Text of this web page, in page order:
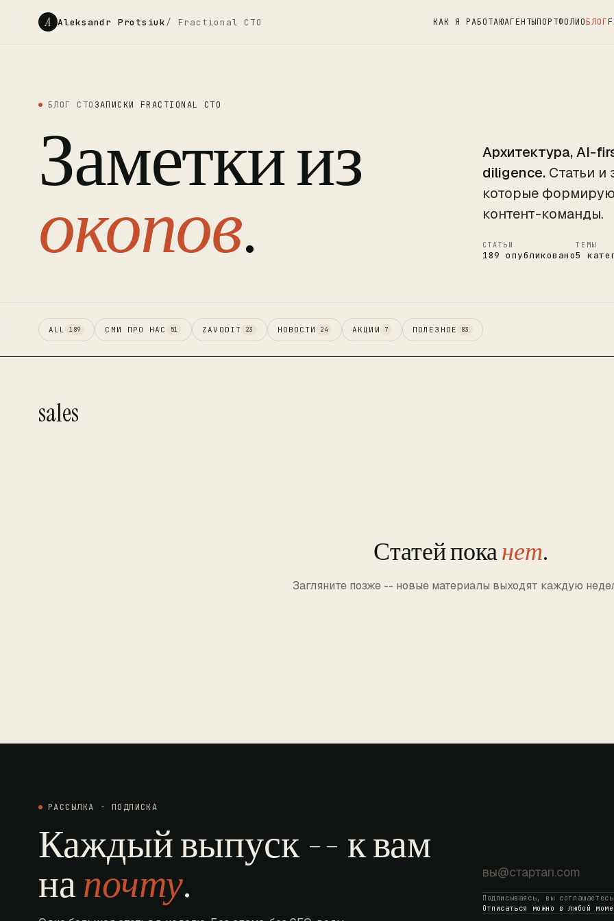
A Aleksandr Protsiuk/ Fractional CTO КАК Я РАБОТАЮАГЕНТЫПОРТФОЛИОБЛОГ
БЛОГ CTO ЗАПИСКИ FRACTIONAL CTO
Заметки из
окопов.
Архитектура, AI-
diligence. Статьи и
которые
контент-команды.
СТАТЬИ
189 опубликовано
ТЕМЫ
5
ALL 189 СМИ ПРО НАС 51 ZAVODIT 23 НОВОСТИ 24 АКЦИИ 7 ПОЛЕЗНОЕ 83
sales
Статей поканет.
Загляните позже -- новые материалы выходят каждую
РАССЫЛКА - ПОДПИСКА
Каждый выпуск -- к вам
напочту.
Подписываясь, вы
Отписаться можно в любой